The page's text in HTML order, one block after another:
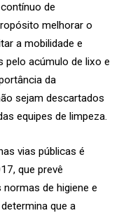
de
melhorar o
a mobilidade e
pelo acúmulo de lixo e
da
sejam descartados
equipes de limpeza.
vias públicas é
que prevê
de higiene e
que a